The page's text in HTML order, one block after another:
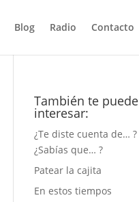
Blog Radio Contacto
También te puede
interesar:
¿Te diste cuenta de… ?
¿Sabías que… ?
Patear la cajita
En estos tiempos